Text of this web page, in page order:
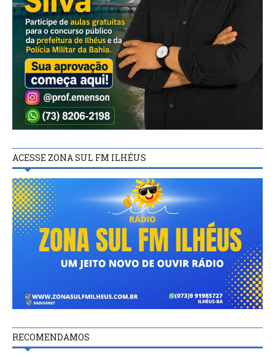
ACESSE ZONA SUL FM ILHÉUS
RECOMENDAMOS